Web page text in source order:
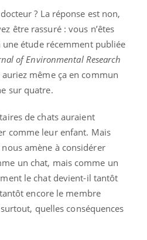
? La réponse est non,
être rassuré : vous n’êtes
une étude récemment publiée
of Environmental Research
même ça en commun
sur quatre.
de chats auraient
comme leur enfant. Mais
amène à considérer
un chat, mais comme un
le chat devient-il tantôt
encore le membre
quelles conséquences